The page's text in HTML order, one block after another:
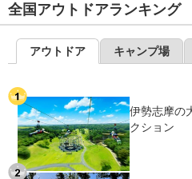
全国アウトドアランキング
アウトドア キャンプ場
伊勢志摩の
クション